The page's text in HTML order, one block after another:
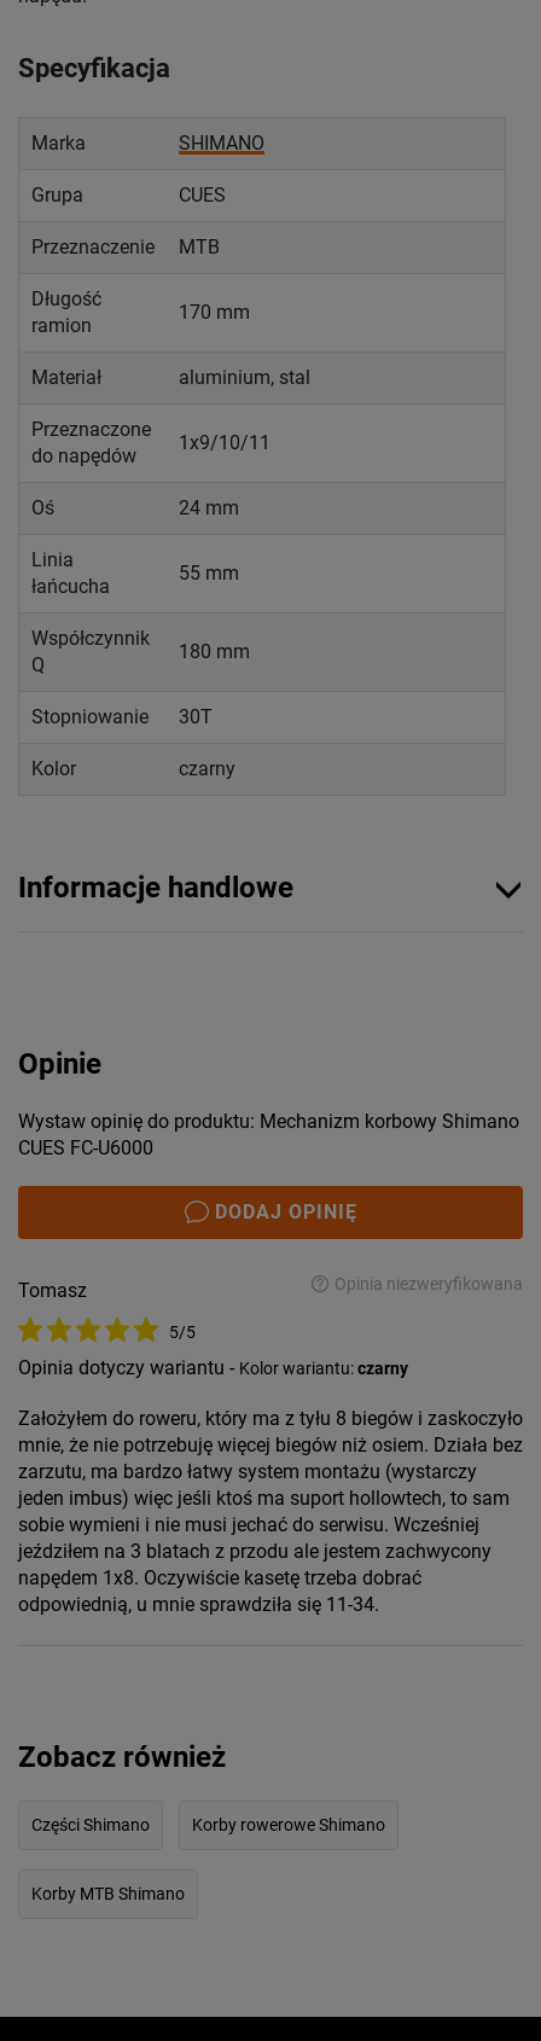
Specyfikacja
Marka SHIMANO
Grupa CUES
Przeznaczenie MTB
Długość
ramion
170 mm
Materiał aluminium, stal
Przeznaczone
do napędów
1x9/10/11
Oś 24 mm
Linia
łańcucha
55 mm
Współczynnik
Q
180 mm
Stopniowanie 30T
Kolor czarny
Informacje handlowe
Opinie
Wystaw opinię do produktu: Mechanizm korbowy Shimano
CUES FC-U6000
DODAJ OPINIĘ
Tomasz
5/5
Opinia niezweryfikowana
Opinia dotyczy wariantu - Kolor wariantu:czarny
Założyłem do roweru, który ma z tyłu 8 biegów i zaskoczyło
mnie, że nie potrzebuję więcej biegów niż osiem. Działa bez
zarzutu, ma bardzo łatwy system montażu (wystarczy
jeden imbus) więc jeśli ktoś ma suport hollowtech, to sam
sobie wymieni i nie musi jechać do serwisu. Wcześniej
jeździłem na 3 blatach z przodu ale jestem zachwycony
napędem 1x8. Oczywiście kasetę trzeba dobrać
odpowiednią, u mnie sprawdziła się 11-34.
Zobacz również
Części Shimano Korby rowerowe Shimano
Korby MTB Shimano